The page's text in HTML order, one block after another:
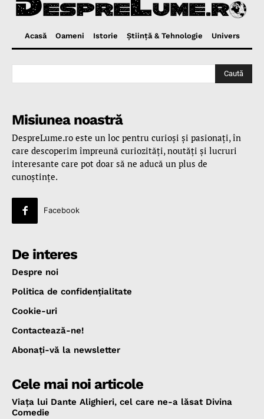
Acasă Oameni Istorie Ştiinţă & Tehnologie Univers
Caută
Misiunea noastră
DespreLume.ro este un loc pentru curioşi şi pasionaţi, în
care descoperim împreună curiozităţi, noutăţi şi lucruri
interesante care pot doar să ne aducă un plus de
cunoştinţe.
Facebook
De interes
Despre noi
Politica de confidenţialitate
Cookie-uri
Contactează-ne!
Abonaţi-vă la newsletter
Cele mai noi articole
Viața lui Dante Alighieri, cel care ne-a lăsat Divina
Comedie